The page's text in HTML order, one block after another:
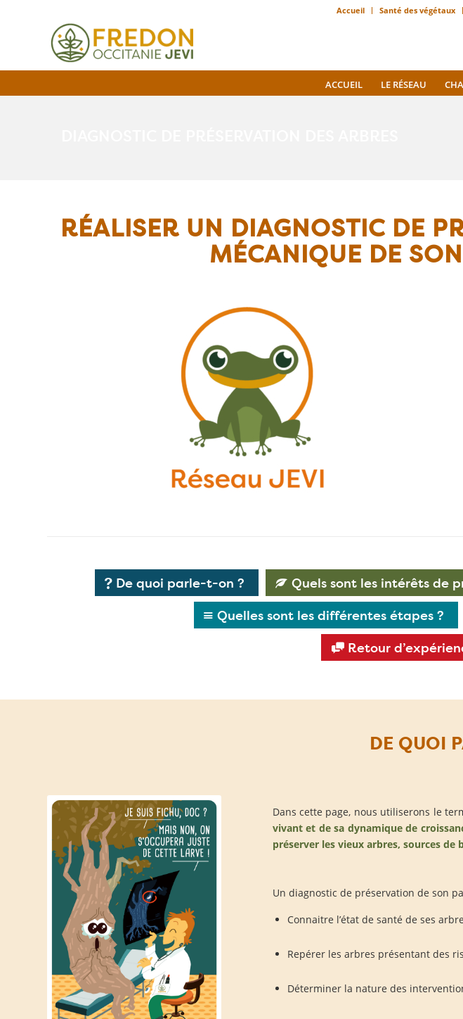
Accueil Santé des végétaux
ACCUEIL LE RÉSEAU
RÉALISER UN DIAGNOSTIC DE
MÉCANIQUE DE
De quoi parle-t-on ? Quels sont les intérêts de
Quelles sont les différentes étapes ?
Retour
DE QUOI
Dans cette page, nous utiliserons le
vivant et de sa dynamique de
préserver les vieux arbres, sources de
Un diagnostic de préservation de son
Connaitre l’état de santé de ses
Repérer les arbres présentant des
Déterminer la nature des